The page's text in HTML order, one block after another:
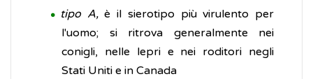
tipo A,è il sierotipo più virulento per
l'uomo; si ritrova generalmente nei
conigli, nelle lepri e nei roditori negli
Stati Uniti e in Canada